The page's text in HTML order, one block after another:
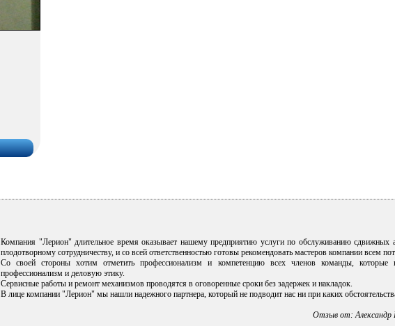
Компания "Лерион" длительное время оказывает нашему предприятию услуги по обслуживанию сдвижных
плодотворному сотрудничеству, и со всей ответственностью готовы рекомендовать мастеров компании всем
Со своей стороны хотим отметить профессионализм и компетенцию всех членов команды, которые
профессионализм и деловую этику.
Сервисные работы и ремонт механизмов проводятся в оговоренные сроки без задержек и накладок.
В лице компании "Лерион" мы нашли надежного партнера, который не подводит нас ни при каких
Отзыв от: Александр